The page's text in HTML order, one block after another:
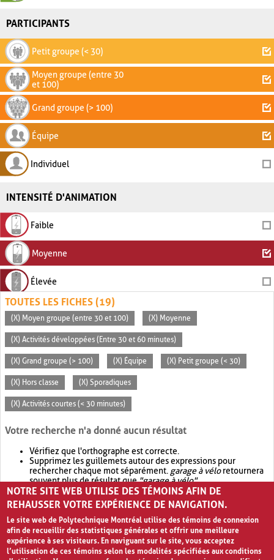
PARTICIPANTS
Petit groupe (< 30)
Moyen groupe (entre 30
et 100)
Grand groupe (> 100)
Équipe
Individuel
INTENSITÉ D'ANIMATION
Faible
Moyenne
Élevée
TOUTES LES FICHES (19)
(X) Moyen groupe (entre 30 et 100) (X) Moyenne
(X) Activités développées (Entre 30 et 60 minutes)
(X) Grand groupe (> 100) (X) Équipe (X) Petit groupe (< 30)
(X) Hors classe (X) Sporadiques
(X) Activités courtes (< 30 minutes)
Votre recherche n'a donné aucun résultat
Vérifiez que l'orthographe est correcte.
Supprimez les guillemets autour des expressions pour
rechercher chaque mot séparément. garage à véloretournera
souvent plus de résultat que"garage à vélo".
Envisagez d'élargir votre recherche avec OR.garage OR vélo
retournera souvent plus de résultat quegarage à vélo
NOTRE SITE WEB UTILISE DES TÉMOINS AFIN DE
REHAUSSER VOTRE EXPÉRIENCE DE NAVIGATION.
Le site web de Polytechnique Montréal utilise des témoins de connexion
afin de recueillir des statistiques générales et offrir une meilleure
expérience à ses visiteurs. En naviguant sur le site, vous acceptez
l’utilisation de ces témoins selon les modalités spécifiées aux conditions